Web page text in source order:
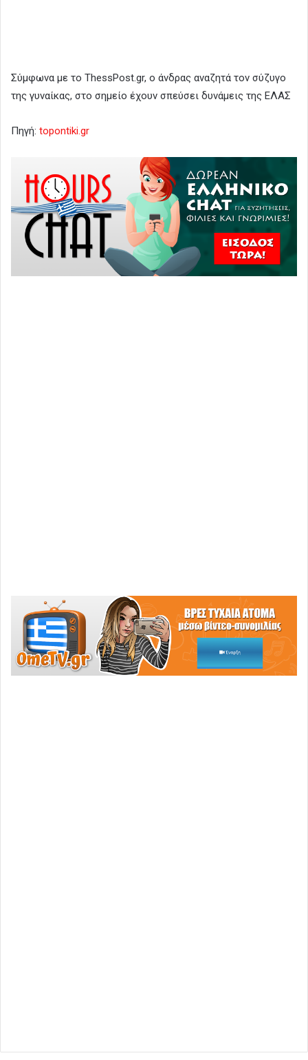
Σύμφωνα με το ThessPost.gr, ο άνδρας αναζητά τον σύζυγο
της γυναίκας, στο σημείο έχουν σπεύσει δυνάμεις της ΕΛΑΣ
Πηγή: topontiki.gr